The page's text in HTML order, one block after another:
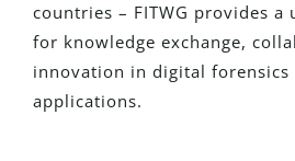
countries – FITWG provides
for knowledge exchange,
innovation in digital forensics
applications.